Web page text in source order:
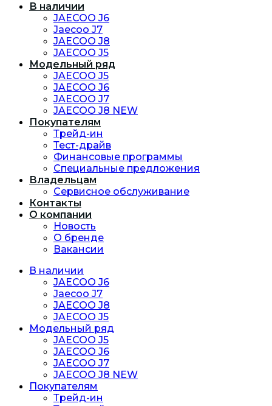
В наличии
JAECOO J6
Jaecoo J7
JAECOO J8
JAECOO J5
Модельный ряд
JAECOO J5
JAECOO J6
JAECOO J7
JAECOO J8 NEW
Покупателям
Трейд-ин
Тест-драйв
Финансовые программы
Специальные предложения
Владельцам
Сервисное обслуживание
Контакты
О компании
Новость
O бренде
Вакансии
В наличии
JAECOO J6
Jaecoo J7
JAECOO J8
JAECOO J5
Модельный ряд
JAECOO J5
JAECOO J6
JAECOO J7
JAECOO J8 NEW
Покупателям
Трейд-ин